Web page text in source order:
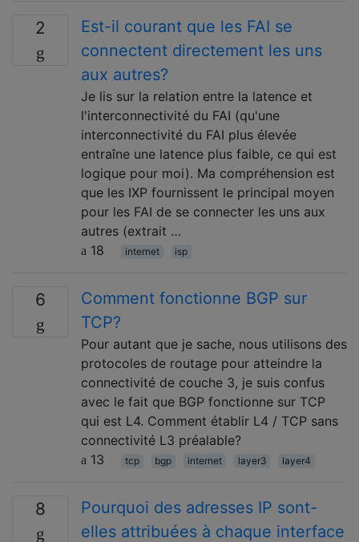
2
Est-il courant que les FAI se
connectent directement les uns
aux autres?
Je lis sur la relation entre la latence et
l'interconnectivité du FAI (qu'une
interconnectivité du FAI plus élevée
entraîne une latence plus faible, ce qui est
logique pour moi). Ma compréhension est
que les IXP fournissent le principal moyen
pour les FAI de se connecter les uns aux
autres (extrait …
18
internet isp
6
Comment fonctionne BGP sur
TCP?
Pour autant que je sache, nous utilisons des
protocoles de routage pour atteindre la
connectivité de couche 3, je suis confus
avec le fait que BGP fonctionne sur TCP
qui est L4. Comment établir L4 / TCP sans
connectivité L3 préalable?
13
tcp bgp internet layer3 layer4
8
Pourquoi des adresses IP sont-
elles attribuées à chaque interface